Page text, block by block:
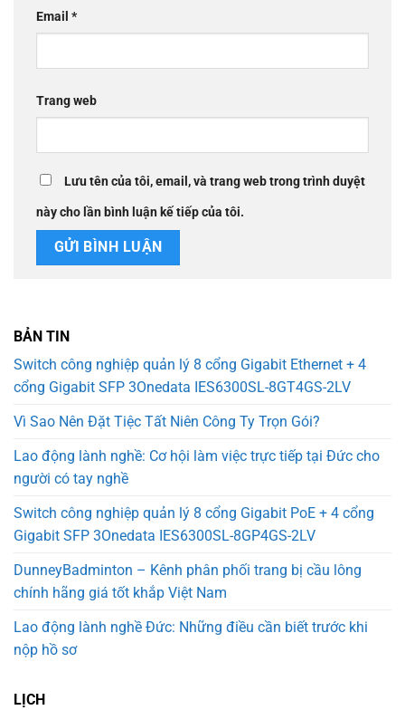
Email *
Trang web
Lưu tên của tôi, email, và trang web trong trình duyệt
này cho lần bình luận kế tiếp của tôi.
BẢN TIN
Switch công nghiệp quản lý 8 cổng Gigabit Ethernet + 4
cổng Gigabit SFP 3Onedata IES6300SL-8GT4GS-2LV
Vì Sao Nên Đặt Tiệc Tất Niên Công Ty Trọn Gói?
Lao động lành nghề: Cơ hội làm việc trực tiếp tại Đức cho
người có tay nghề
Switch công nghiệp quản lý 8 cổng Gigabit PoE + 4 cổng
Gigabit SFP 3Onedata IES6300SL-8GP4GS-2LV
DunneyBadminton – Kênh phân phối trang bị cầu lông
chính hãng giá tốt khắp Việt Nam
Lao động lành nghề Đức: Những điều cần biết trước khi
nộp hồ sơ
LỊCH